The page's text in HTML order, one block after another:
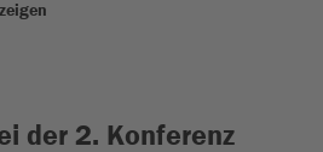
der 2. Konferenz